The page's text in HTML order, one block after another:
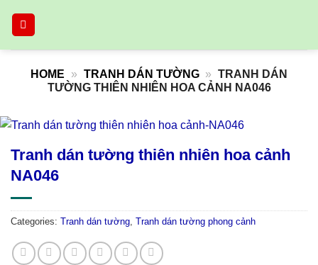
HOME » TRANH DÁN TƯỜNG » TRANH DÁN
TƯỜNG THIÊN NHIÊN HOA CẢNH NA046
Tranh dán tường thiên nhiên hoa cảnh
NA046
Categories: Tranh dán tường, Tranh dán tường phong cảnh